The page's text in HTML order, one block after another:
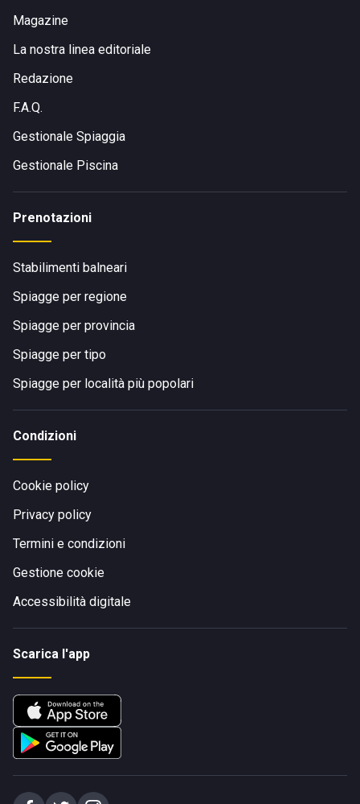
Magazine
La nostra linea editoriale
Redazione
F.A.Q.
Gestionale Spiaggia
Gestionale Piscina
Prenotazioni
Stabilimenti balneari
Spiagge per regione
Spiagge per provincia
Spiagge per tipo
Spiagge per località più popolari
Condizioni
Cookie policy
Privacy policy
Termini e condizioni
Gestione cookie
Accessibilità digitale
Scarica l'app